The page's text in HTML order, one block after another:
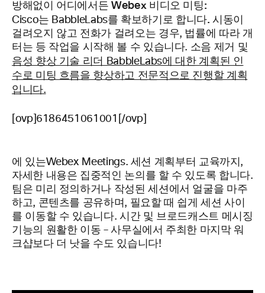
방해없이 어디에서든 Webex 비디오 미팅:
Cisco는 BabbleLabs를 확보하기로 합니다. 시동이
걸려오지 않고 전화가 걸려오는 경우, 법률에 따라 개
터는 등 작업을 시작해 볼 수 있습니다. 소음 제거 및
음성 향상 기술 리더 BabbleLabs에 대한 계획된 인
수로 미팅 흐름을 향상하고 전문적으로 진행할 계획
입니다.
[ovp]6186451061001[/ovp]
에 있는Webex Meetings. 세션 계획부터 교육까지,
자세한 내용은 집중적인 논의를 할 수 있도록 합니다.
팀은 미리 정의하거나 작성된 세션에서 얼굴을 마주
하고, 콘텐츠를 공유하며, 필요할 때 쉽게 세션 사이
를 이동할 수 있습니다. 시간 및 브로드캐스트 메시징
기능의 원활한 이동 – 사무실에서 주최한 마지막 워
크샵보다 더 낫을 수도 있습니다!